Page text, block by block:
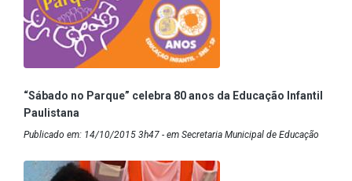
“Sábado no Parque” celebra 80 anos da Educação Infantil
Paulistana
Publicado em: 14/10/2015 3h47 - em Secretaria Municipal de Educação